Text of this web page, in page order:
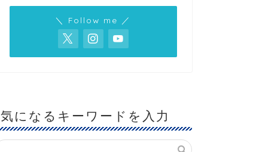
＼ Follow me ／
気になるキーワードを入力